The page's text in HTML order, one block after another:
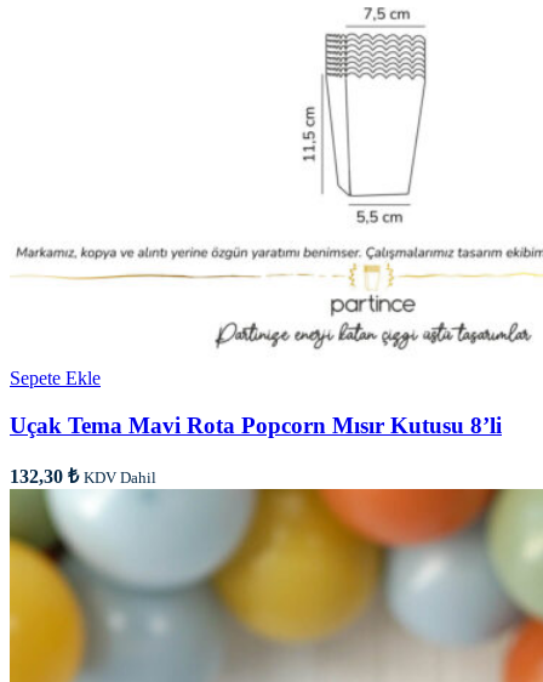
Sepete Ekle
Uçak Tema Mavi Rota Popcorn Mısır Kutusu 8’li
132,30 ₺ KDV Dahil